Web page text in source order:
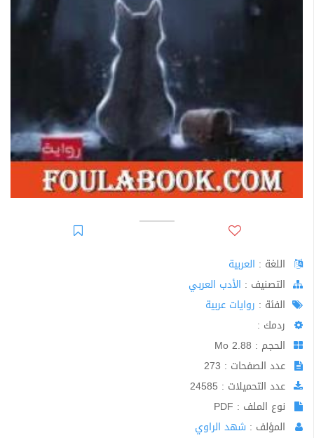
اللغة : العربية
اﻟﺘﺼﻨﻴﻒ : الأدب العربي
الفئة : روايات عربية
ردمك :
الحجم : 2.88 Mo
عدد الصفحات : 273
عدد التحميلات : 24585
نوع الملف : PDF
المؤلف : شهد الراوي